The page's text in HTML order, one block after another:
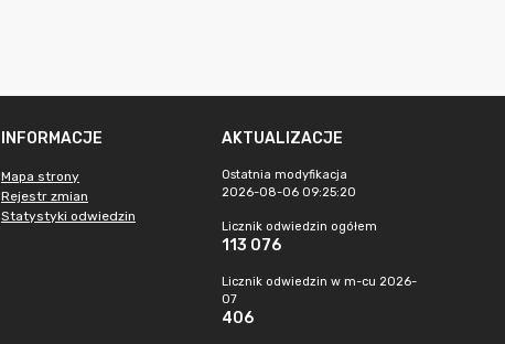
INFORMACJE
Mapa strony
Rejestr zmian
Statystyki odwiedzin
AKTUALIZACJE
Ostatnia modyfikacja
2026-08-06 09:25:20
Licznik odwiedzin ogółem
113 076
Licznik odwiedzin w m-cu 2026-
07
406